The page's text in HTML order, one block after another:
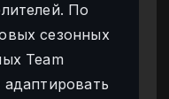
По
сезонных
Team
адаптировать